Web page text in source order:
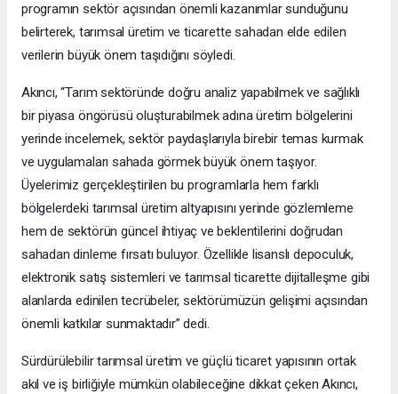
programın sektör açısından önemli kazanımlar sunduğunu
belirterek, tarımsal üretim ve ticarette sahadan elde edilen
verilerin büyük önem taşıdığını söyledi.
Akıncı, “Tarım sektöründe doğru analiz yapabilmek ve sağlıklı
bir piyasa öngörüsü oluşturabilmek adına üretim bölgelerini
yerinde incelemek, sektör paydaşlarıyla birebir temas kurmak
ve uygulamaları sahada görmek büyük önem taşıyor.
Üyelerimiz gerçekleştirilen bu programlarla hem farklı
bölgelerdeki tarımsal üretim altyapısını yerinde gözlemleme
hem de sektörün güncel ihtiyaç ve beklentilerini doğrudan
sahadan dinleme fırsatı buluyor. Özellikle lisanslı depoculuk,
elektronik satış sistemleri ve tarımsal ticarette dijitalleşme gibi
alanlarda edinilen tecrübeler, sektörümüzün gelişimi açısından
önemli katkılar sunmaktadır” dedi.
Sürdürülebilir tarımsal üretim ve güçlü ticaret yapısının ortak
akıl ve iş birliğiyle mümkün olabileceğine dikkat çeken Akıncı,